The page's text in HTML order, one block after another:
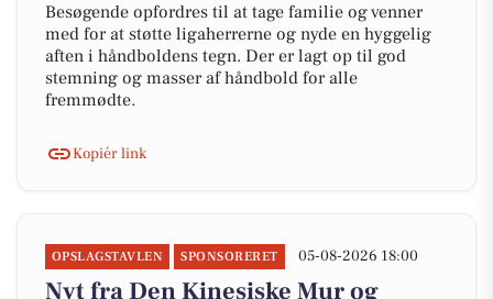
Besøgende opfordres til at tage familie og venner
med for at støtte ligaherrerne og nyde en hyggelig
aften i håndboldens tegn. Der er lagt op til god
stemning og masser af håndbold for alle
fremmødte.
Kopiér link
OPSLAGSTAVLEN SPONSORERET 05-08-2026 18:00
Nyt fra Den Kinesiske Mur og